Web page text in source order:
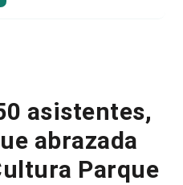
asistentes,
abrazada
Parque